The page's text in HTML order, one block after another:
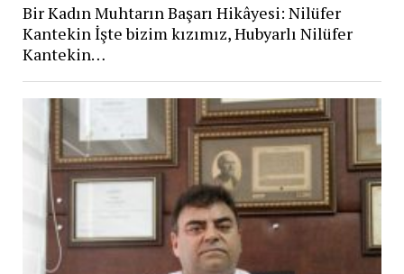
Bir Kadın Muhtarın Başarı Hikâyesi: Nilüfer
Kantekin İşte bizim kızımız, Hubyarlı Nilüfer
Kantekin…